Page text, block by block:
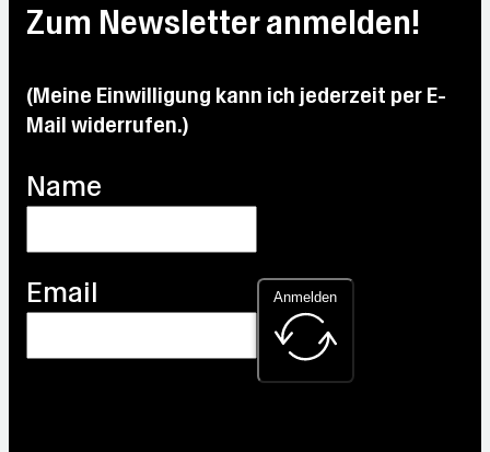
Zum Newsletter anmelden!
(Meine Einwilligung kann ich jederzeit per E-
Mail widerrufen.)
Name
Email Anmelden